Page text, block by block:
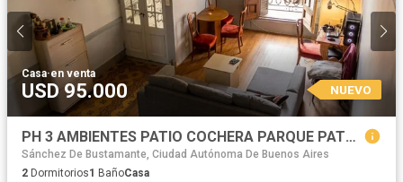
Casa·en venta
USD 95.000 NUEVO
PH 3 AMBIENTES PATIO COCHERA PARQUE PATRICIOS
Sánchez De Bustamante, Ciudad Autónoma De Buenos Aires
2 Dormitorios1 BañoCasa